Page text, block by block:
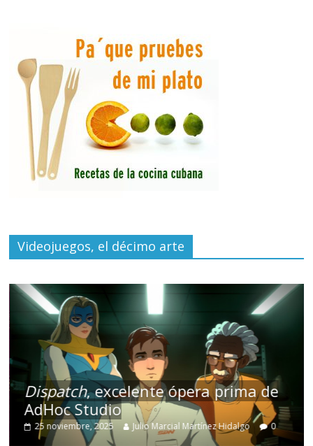
Videojuegos, el décimo arte
Dispatch, excelente ópera prima de
AdHoc Studio
25 noviembre, 2025 Julio Marcial Martínez Hidalgo 0